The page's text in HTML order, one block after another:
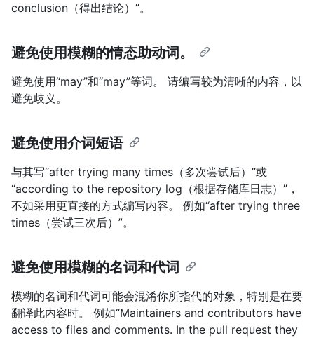
conclusion（得出结论）”。
避免使用模糊的情态助动词。
避免使用“may”和“may”等词。 请编写较为清晰的内容，以
避免歧义。
避免使用介词短语
与其写“after trying many times（多次尝试后）”或
“according to the repository log（根据存储库日志）”，
不如采用更直接的方式编写内容。 例如“after trying three
times（尝试三次后）”。
避免使用模糊的名词和代词
模糊的名词和代词可能会混淆你所指代的对象，特别是在要
翻译此内容时。 例如“Maintainers and contributors have
access to files and comments. In the pull request they